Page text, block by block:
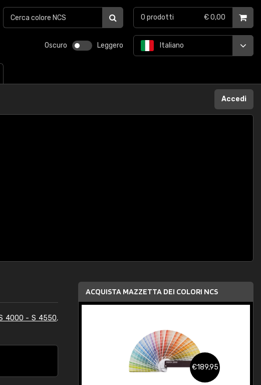
Oscuro Leggero Italiano
0 prodotti € 0,00
Accedi
4000 - S 4550,
ACQUISTA MAZZETTA DEI COLORI NCS
€189,95